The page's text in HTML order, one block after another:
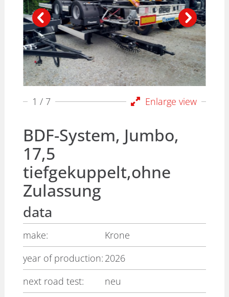
Enlarge view
1 / 7
BDF-System, Jumbo,
17,5
tiefgekuppelt,ohne
Zulassung
data
make:
Krone
year of production: 2026
next road test:
neu